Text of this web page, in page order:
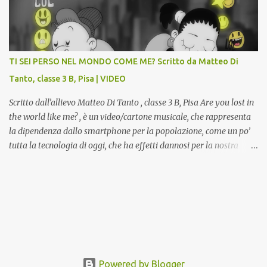
potranno studiare e riscoprire: i Gessi storici dell’ex-Istituto d’Arte,
attualmente musealizzati nella Gipsoteca della Biblioteca
Comunale "Peppino Impastato" di Cascina. Quadri, disegni,
progetti di arredamento e di mobili, intarsi ed intagli lignei
da allievi e studenti dell’Istituto d’Arte durante il...
TI SEI PERSO NEL MONDO COME ME? Scritto da Matteo Di
Tanto, classe 3 B, Pisa | VIDEO
Scritto dall’allievo Matteo Di Tanto , classe 3 B, Pisa Are you lost in
the world like me? , è un video/cartone musicale, che rappresenta
la dipendenza dallo smartphone per la popolazione, come un po’
tutta la tecnologia di oggi, che ha effetti dannosi per la nostra
valori umani, fatti di rapporti sociali, come amicizia, amore,
Powered by Blogger